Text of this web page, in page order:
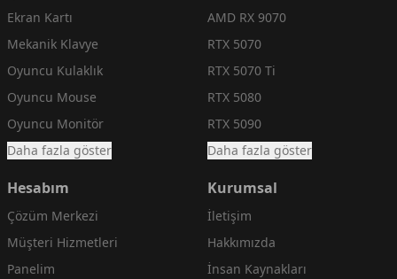
Ekran Kartı
Mekanik Klavye
Oyuncu Kulaklık
Oyuncu Mouse
Oyuncu Monitör
Daha fazla göster
AMD RX 9070
RTX 5070
RTX 5070 Ti
RTX 5080
RTX 5090
Daha fazla göster
Hesabım
Çözüm Merkezi
Müşteri Hizmetleri
Panelim
Kurumsal
İletişim
Hakkımızda
İnsan Kaynakları